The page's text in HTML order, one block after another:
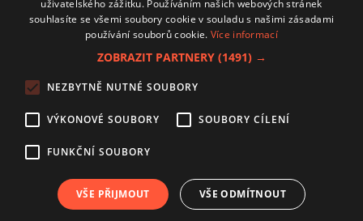
Přihlášením k newsletteru vyjadřujete svůj souhlas spodmínkami
zpracování osobních údajů.
Zásady používání souborů cookies
Autoři
Nastavení cookies
uživatelského zážitku. Používáním našich webových stránek
souhlasíte se všemi soubory cookie v souladu s našimi zásadami
používání souborů cookie. Více informací
ZOBRAZIT PARTNERY (1491) →
NEZBYTNĚ NUTNÉ SOUBORY
VÝKONOVÉ SOUBORY SOUBORY CÍLENÍ
FUNKČNÍ SOUBORY
VŠE PŘIJMOUT VŠE ODMÍTNOUT